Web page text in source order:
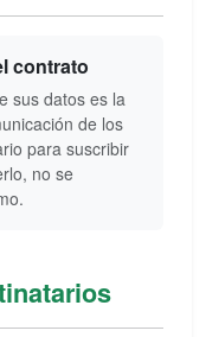
contrato
sus datos es la
de los
para suscribir
no se